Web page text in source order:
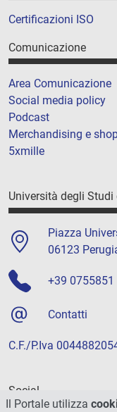
Certificazioni ISO
Comunicazione
Area Comunicazione
Social media policy
Podcast
Merchandising e
5xmille
Università degli Studi
Piazza
06123
+39 0755851
Contatti
C.F./P.Iva
Social
Il Portale utilizza